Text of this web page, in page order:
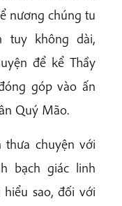
nương chúng tu
tuy không dài,
để kể Thầy
góp vào ấn
Quý Mão.
chuyện với
bạch giác linh
hiểu sao, đối với